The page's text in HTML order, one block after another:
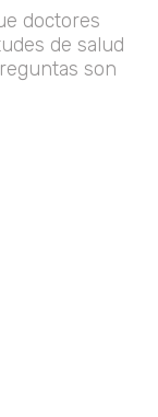
doctores
de salud
son